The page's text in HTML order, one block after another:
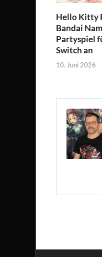
Hello Kitty
Bandai
Partyspiel
Switch an
10. Juni 2026